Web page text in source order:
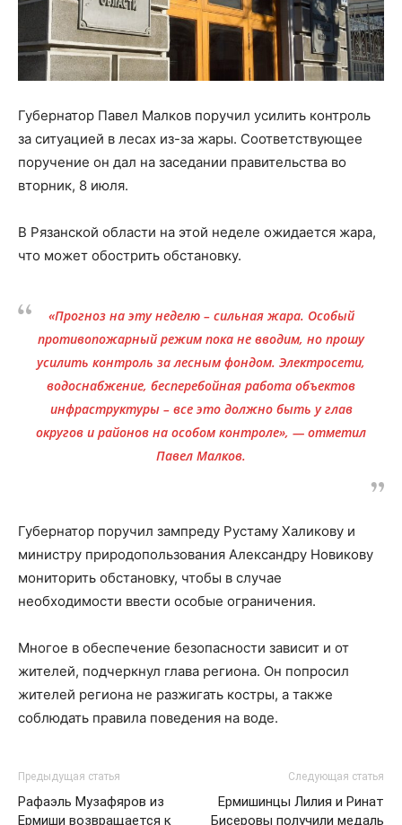
Губернатор Павел Малков поручил усилить контроль
за ситуацией в лесах из-за жары. Соответствующее
поручение он дал на заседании правительства во
вторник, 8 июля.
В Рязанской области на этой неделе ожидается жара,
что может обострить обстановку.
«Прогноз на эту неделю – сильная жара. Особый
противопожарный режим пока не вводим, но прошу
усилить контроль за лесным фондом. Электросети,
водоснабжение, бесперебойная работа объектов
инфраструктуры – все это должно быть у глав
округов и районов на особом контроле», — отметил
Павел Малков.
Губернатор поручил зампреду Рустаму Халикову и
министру природопользования Александру Новикову
мониторить обстановку, чтобы в случае
необходимости ввести особые ограничения.
Многое в обеспечение безопасности зависит и от
жителей, подчеркнул глава региона. Он попросил
жителей региона не разжигать костры, а также
соблюдать правила поведения на воде.
Предыдущая статья
Рафаэль Музафяров из
Ермиши возвращается к
Следующая статья
Ермишинцы Лилия и Ринат
Бисеровы получили медаль